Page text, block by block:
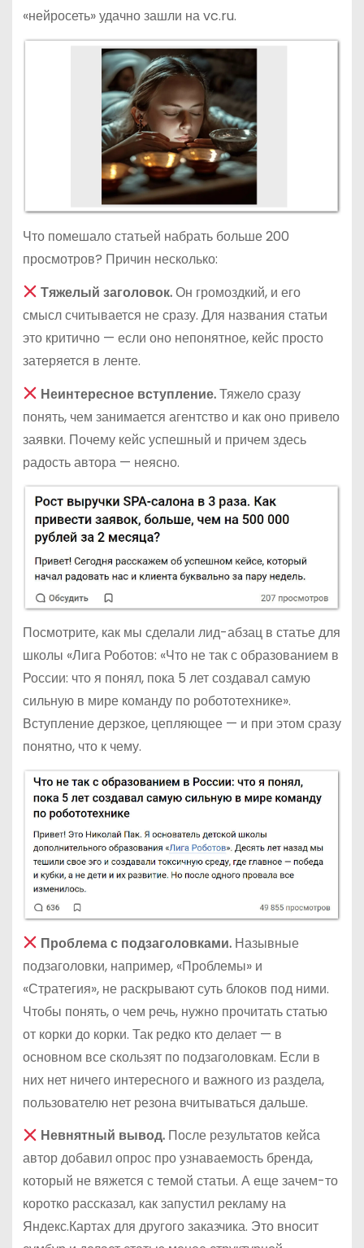
«нейросеть» удачно зашли на vc.ru.
Что помешало статьей набрать больше 200
просмотров? Причин несколько:
Тяжелый заголовок.Он громоздкий, и его
смысл считывается не сразу. Для названия статьи
это критично — если оно непонятное, кейс просто
затеряется в ленте.
Неинтересное вступление.Тяжело сразу
понять, чем занимается агентство и как оно привело
заявки. Почему кейс успешный и причем здесь
радость автора — неясно.
Посмотрите, как мы сделали лид-абзац в статье для
школы «Лига Роботов: «Что не так с образованием в
России: что я понял, пока 5 лет создавал самую
сильную в мире команду по робототехнике».
Вступление дерзкое, цепляющее — и при этом сразу
понятно, что к чему.
Проблема с подзаголовками. Назывные
подзаголовки, например, «Проблемы» и
«Стратегия», не раскрывают суть блоков под ними.
Чтобы понять, о чем речь, нужно прочитать статью
от корки до корки. Так редко кто делает — в
основном все скользят по подзаголовкам. Если в
них нет ничего интересного и важного из раздела,
пользователю нет резона вчитываться дальше.
Невнятный вывод. После результатов кейса
автор добавил опрос про узнаваемость бренда,
который не вяжется с темой статьи. А еще зачем-то
коротко рассказал, как запустил рекламу на
Яндекс.Картах для другого заказчика. Это вносит